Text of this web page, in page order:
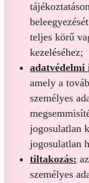
teljes körű
kezeléséhez;
adatvédelmi
amely a
személyes
jogosulatlan
jogosulatlan
tiltakozás:
személyes